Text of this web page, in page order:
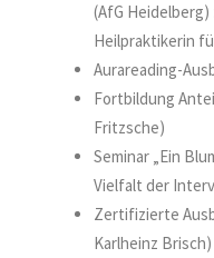
(AfG
Heilpraktikerin
Aurareading-
Fortbildung
Fritzsche)
Seminar „Ein
Vielfalt der
Zertifizierte
Karlheinz Brisch)